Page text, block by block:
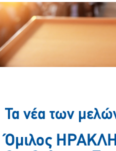
Τα νέα των
Όμιλος